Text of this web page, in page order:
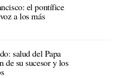
el pontífice
a los más
salud del Papa
de su sucesor y los